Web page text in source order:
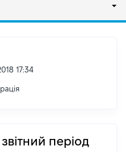
17:34
період